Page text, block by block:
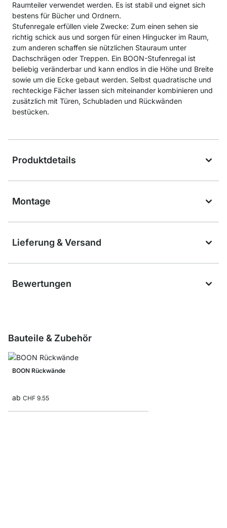
Raumteiler verwendet werden. Es ist stabil und eignet sich
bestens für Bücher und Ordnern.
Stufenregale erfüllen viele Zwecke: Zum einen sehen sie
richtig schick aus und sorgen für einen Hingucker im Raum,
zum anderen schaffen sie nützlichen Stauraum unter
Dachschrägen oder Treppen. Ein BOON-Stufenregal ist
beliebig veränderbar und kann endlos in die Höhe und Breite
sowie um die Ecke gebaut werden. Selbst quadratische und
rechteckige Fächer lassen sich miteinander kombinieren und
zusätzlich mit Türen, Schubladen und Rückwänden
bestücken.
Produktdetails
Montage
Lieferung & Versand
Bewertungen
Bauteile & Zubehör
BOON Rückwände
ab CHF 9.55